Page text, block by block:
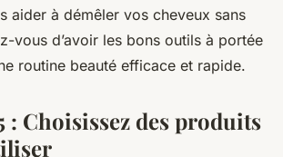
aider à démêler vos cheveux sans
vous d’avoir les bons outils à portée
routine beauté efficace et rapide.
: Choisissez des produits